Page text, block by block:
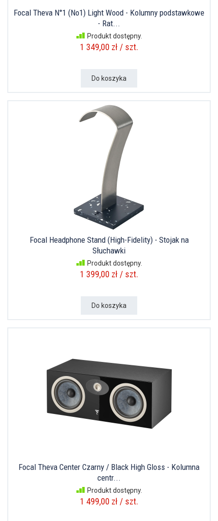
Focal Theva N°1 (No1) Light Wood - Kolumny podstawkowe
- Rat...
Produkt dostępny.
1 349,00 zł / szt.
Do koszyka
Focal Headphone Stand (High-Fidelity) - Stojak na
Słuchawki
Produkt dostępny.
1 399,00 zł / szt.
Do koszyka
Focal Theva Center Czarny / Black High Gloss - Kolumna
centr...
Produkt dostępny.
1 499,00 zł / szt.